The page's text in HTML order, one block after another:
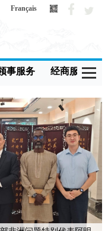
Français
事服务 经商服务